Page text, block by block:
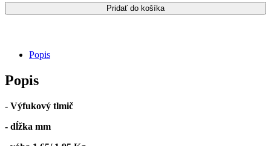
výfuku
YAMAHA
Pridať do košíka
Popis
Popis
- Výfukový tlmič
- dĺžka mm